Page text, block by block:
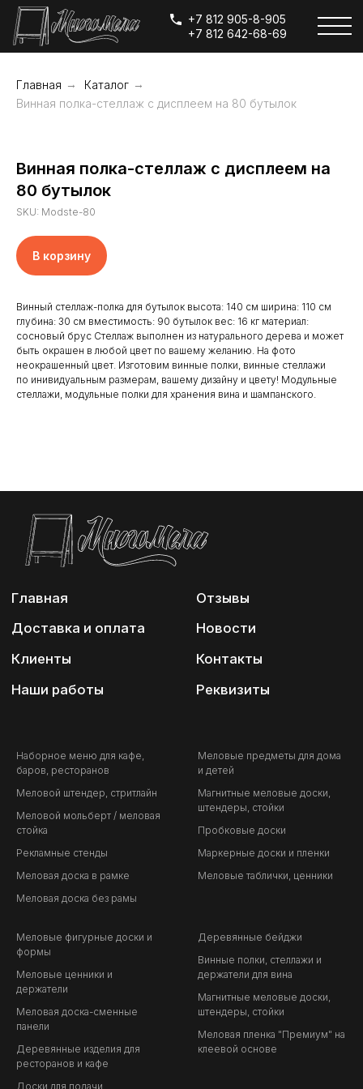
+7 812 905-8-905
+7 812 642-68-69
Главная → Каталог →
Винная полка-стеллаж с дисплеем на 80 бутылок
Винная полка-стеллаж с дисплеем на
80 бутылок
SKU: Modste-80
В корзину
Винный стеллаж-полка для бутылок высота: 140 см ширина: 110 см
глубина: 30 см вместимость: 90 бутылок вес: 16 кг материал:
сосновый брус Стеллаж выполнен из натурального дерева и может
быть окрашен в любой цвет по вашему желанию. На фото
неокрашенный цвет. Изготовим винные полки, винные стеллажи
по инивидуальным размерам, вашему дизайну и цвету! Модульные
стеллажи, модульные полки для хранения вина и шампанского.
Реквизиты
Наши работы
Наборное меню для кафе,
баров, ресторанов
Меловой штендер, стритлайн
Меловой мольберт / меловая
стойка
Рекламные стенды
Меловая доска в рамке
Меловая доска без рамы
Меловые предметы для дома
и детей
Магнитные меловые доски,
штендеры, стойки
Пробковые доски
Маркерные доски и пленки
Меловые таблички, ценники
Меловые фигурные доски и
формы
Меловые ценники и
держатели
Меловая доска-сменные
панели
Деревянные изделия для
ресторанов и кафе
Доски для подачи,
Деревянные бейджи
Винные полки, стеллажи и
держатели для вина
Магнитные меловые доски,
штендеры, стойки
Меловая пленка "Премиум" на
клеевой основе